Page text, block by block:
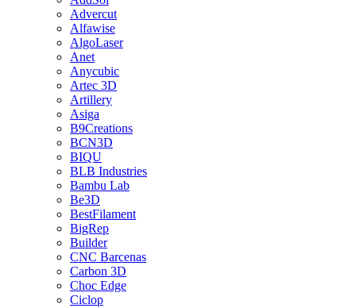
Advercut
Alfawise
AlgoLaser
Anet
Anycubic
Artec 3D
Artillery
Asiga
B9Creations
BCN3D
BIQU
BLB Industries
Bambu Lab
Be3D
BestFilament
BigRep
Builder
CNC Barcenas
Carbon 3D
Choc Edge
Ciclop